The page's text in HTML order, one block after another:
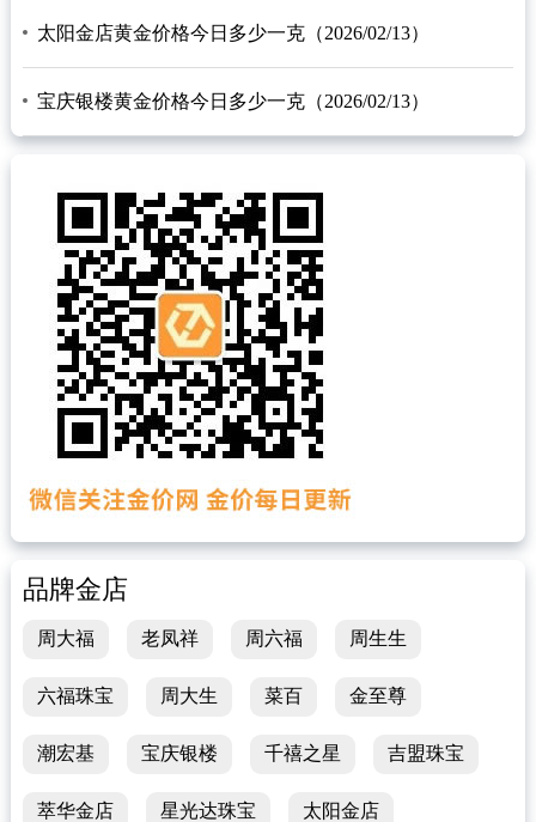
太阳金店黄金价格今日多少一克（2026/02/13）
宝庆银楼黄金价格今日多少一克（2026/02/13）
品牌金店
周大福 老凤祥 周六福 周生生
六福珠宝 周大生 菜百 金至尊
潮宏基 宝庆银楼 千禧之星 吉盟珠宝
萃华金店 星光达珠宝 太阳金店